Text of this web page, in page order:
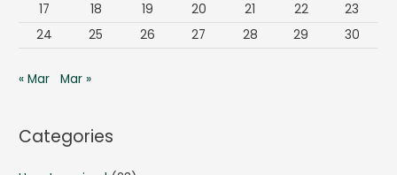
17
18 19 20 21 22
23
24
25 26 27 28 29 30
« Mar Mar »
Categories